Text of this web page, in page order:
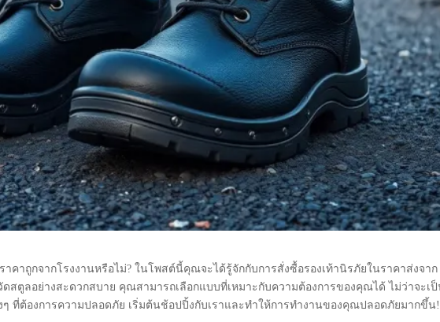
คาถูกจากโรงงานหรือไม่? ในโพสต์นี้คุณจะได้รู้จักกับการสั่งซื้อรองเท้านิรภัยในราคาส่งจาก
ดสตูลอย่างสะดวกสบาย คุณสามารถเลือกแบบที่เหมาะกับความต้องการของคุณได้ ไม่ว่าจะเป็
ๆ ที่ต้องการความปลอดภัย เริ่มต้นช้อปปิ้งกับเราและทำให้การทำงานของคุณปลอดภัยมากขึ้น!